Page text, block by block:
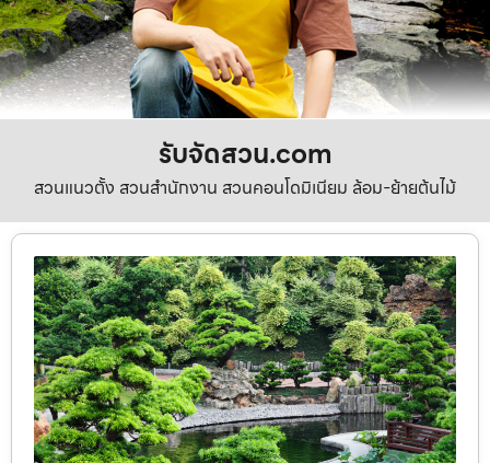
รับจัดสวน.com
สวนแนวตั้ง สวนสำนักงาน สวนคอนโดมิเนียม ล้อม-ย้ายต้นไม้